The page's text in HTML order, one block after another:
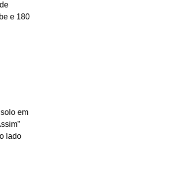
e 180
em
lado